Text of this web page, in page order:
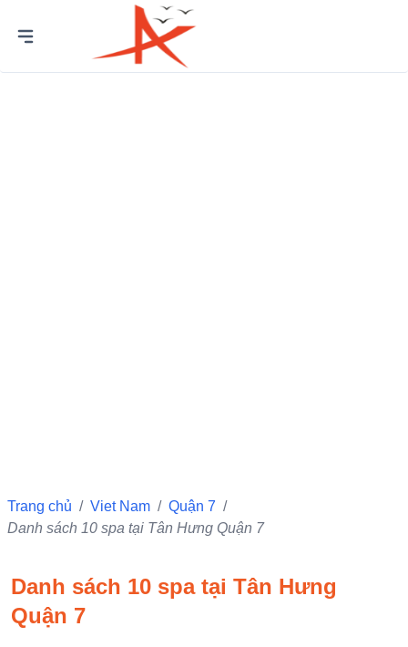
Trang chủ / Viet Nam / Quận 7 /
Danh sách 10 spa tại Tân Hưng Quận 7
Danh sách 10 spa tại Tân Hưng
Quận 7